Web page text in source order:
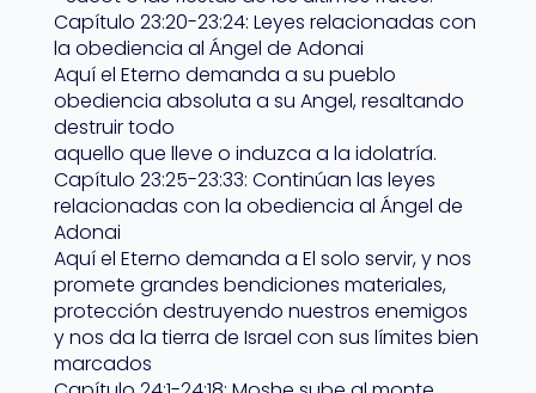
Capítulo 23:20-23:24: Leyes relacionadas con
la obediencia al Ángel de Adonai
Aquí el Eterno demanda a su pueblo
obediencia absoluta a su Angel, resaltando
destruir todo
aquello que lleve o induzca a la idolatría.
Capítulo 23:25-23:33: Continúan las leyes
relacionadas con la obediencia al Ángel de
Adonai
Aquí el Eterno demanda a El solo servir, y nos
promete grandes bendiciones materiales,
protección destruyendo nuestros enemigos
y nos da la tierra de Israel con sus límites bien
marcados